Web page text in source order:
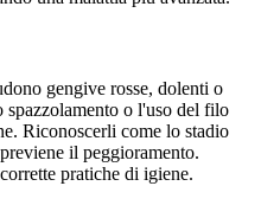
gengive rosse, dolenti o
spazzolamento o l'uso del filo
Riconoscerli come lo stadio
il peggioramento.
pratiche di igiene.